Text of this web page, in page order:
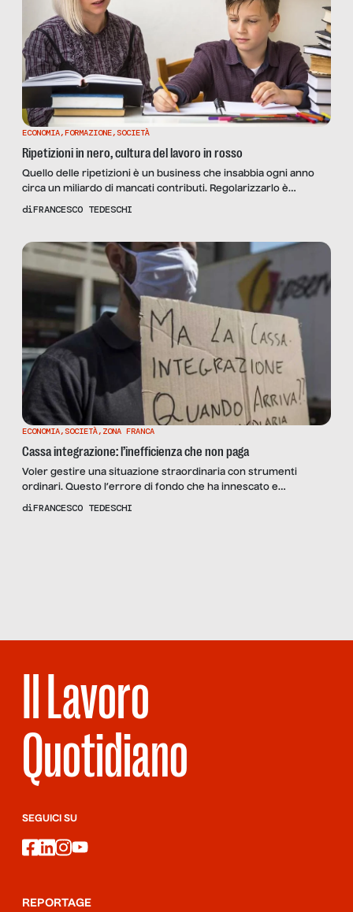
ECONOMIA,FORMAZIONE, SOCIETÀ
Ripetizioni in nero, cultura del lavoro in rosso
Quello delle ripetizioni è un business che insabbia ogni anno
circa un miliardo di mancati contributi. Regolarizzarlo è
possibile?
diFRANCESCO TEDESCHI
ECONOMIA, SOCIETÀ, ZONA FRANCA
Cassa integrazione: l’inefficienza che non paga
Voler gestire una situazione straordinaria con strumenti
ordinari. Questo l’errore di fondo che ha innescato e
ingigantito i problemi di accesso e ritardi nei pagamenti del
diFRANCESCO TEDESCHI
Il Lavoro
Quotidiano
SEGUICI SU
facebook
linkedin
instagram
youtube
REPORTAGE